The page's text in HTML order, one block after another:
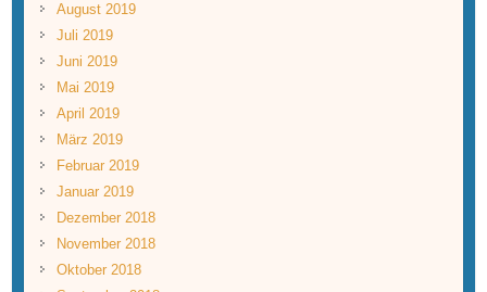
August 2019
Juli 2019
Juni 2019
Mai 2019
April 2019
März 2019
Februar 2019
Januar 2019
Dezember 2018
November 2018
Oktober 2018